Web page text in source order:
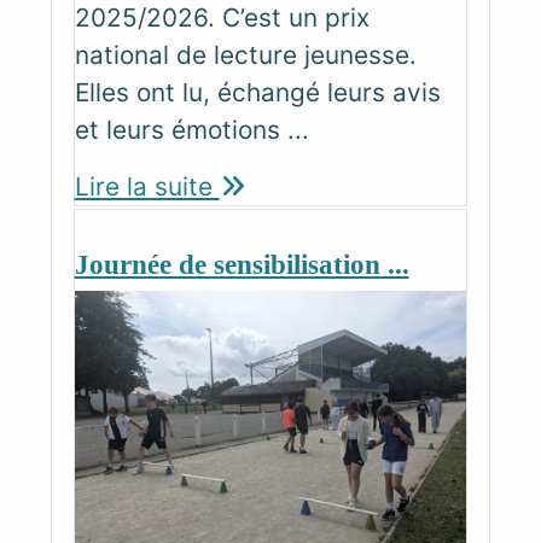
2025/2026. C’est un prix
national de lecture jeunesse.
Elles ont lu, échangé leurs avis
et leurs émotions ...
Lire la suite
Journée de sensibilisation ...